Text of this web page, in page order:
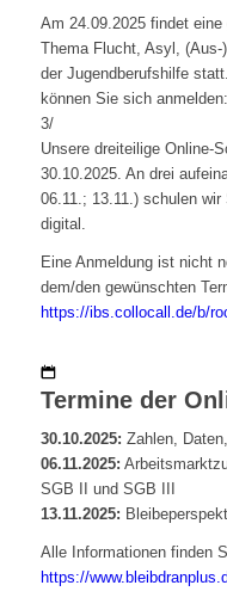
Am 24.09.2025 findet
Thema Flucht, Asyl, (Aus-
der Jugendberufshilfe
können Sie sich
3/
Unsere dreiteilige Online-
30.10.2025. An drei
06.11.; 13.11.) schulen
digital.
Eine Anmeldung ist nicht
dem/den gewünschten
https://ibs.collocall.de/b/
Termine der
30.10.2025: Zahlen,
06.11.2025:
SGB II und SGB III
13.11.2025:
Alle Informationen finden
https://